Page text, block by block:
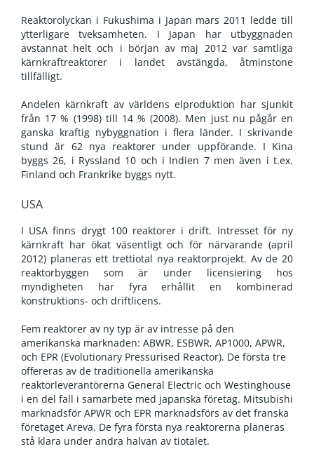
Reaktorolyckan i Fukushima i Japan mars 2011 ledde till
ytterligare tveksamheten. I Japan har utbyggnaden
avstannat helt och i början av maj 2012 var samtliga
kärnkraftreaktorer i landet avstängda, åtminstone
tillfälligt.
Andelen kärnkraft av världens elproduktion har sjunkit
från 17 % (1998) till 14 % (2008). Men just nu pågår en
ganska kraftig nybyggnation i flera länder. I skrivande
stund är 62 nya reaktorer under uppförande. I Kina
byggs 26, i Ryssland 10 och i Indien 7 men även i t.ex.
Finland och Frankrike byggs nytt.
USA
I USA finns drygt 100 reaktorer i drift. Intresset för ny
kärnkraft har ökat väsentligt och för närvarande (april
2012) planeras ett trettiotal nya reaktorprojekt. Av de 20
reaktorbyggen som är under licensiering hos
myndigheten har fyra erhållit en kombinerad
konstruktions- och driftlicens.
Fem reaktorer av ny typ är av intresse på den
amerikanska marknaden: ABWR, ESBWR, AP1000, APWR,
och EPR (Evolutionary Pressurised Reactor). De första tre
offereras av de traditionella amerikanska
reaktorleverantörerna General Electric och Westinghouse
i en del fall i samarbete med japanska företag. Mitsubishi
marknadsför APWR och EPR marknadsförs av det franska
företaget Areva. De fyra första nya reaktorerna planeras
stå klara under andra halvan av tiotalet.